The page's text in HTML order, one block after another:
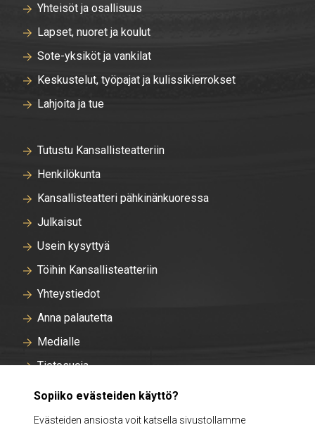
Yhteisöt ja osallisuus
Lapset, nuoret ja koulut
Sote-yksiköt ja vankilat
Keskustelut, työpajat ja kulissikierrokset
Lahjoita ja tue
Tutustu Kansallisteatteriin
Henkilökunta
Kansallisteatteri pähkinänkuoressa
Julkaisut
Usein kysyttyä
Töihin Kansallisteatteriin
Yhteystiedot
Anna palautetta
Medialle
Tietosuoja
Tallentavan kameravalvonnan rekisteriseloste
Evästeasetukset
Sopiiko evästeiden käyttö?
Evästeiden ansiosta voit katsella sivustollamme